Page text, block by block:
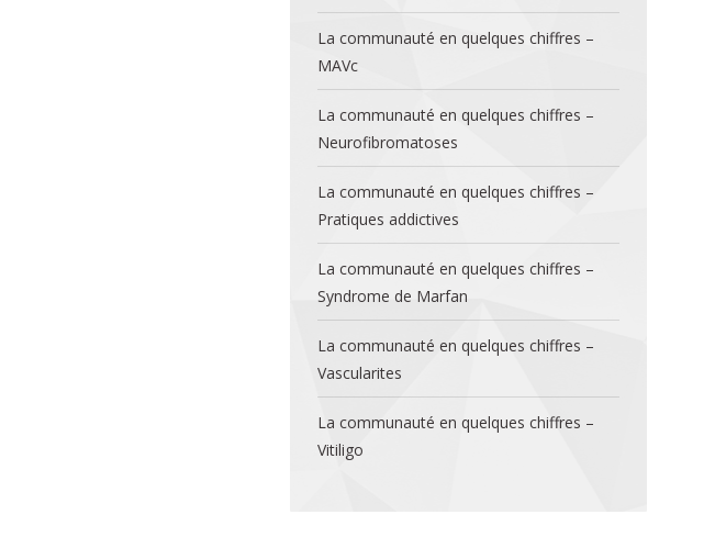
La communauté en quelques chiffres –
MAVc
La communauté en quelques chiffres –
Neurofibromatoses
La communauté en quelques chiffres –
Pratiques addictives
La communauté en quelques chiffres –
Syndrome de Marfan
La communauté en quelques chiffres –
Vascularites
La communauté en quelques chiffres –
Vitiligo